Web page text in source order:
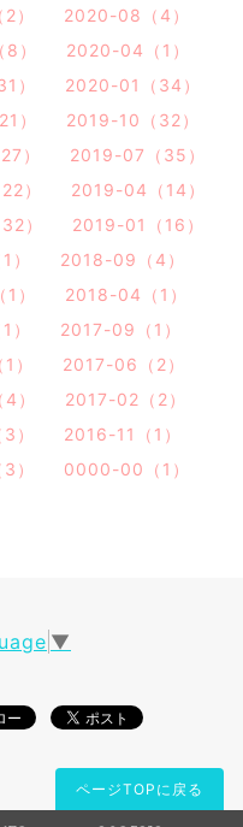
）
2020-08（4）
）
2020-04（1）
）
2020-01（34）
）
2019-10（32）
）
2019-07（35）
）
2019-04（14）
）
2019-01（16）
）
2018-09（4）
）
2018-04（1）
）
2017-09（1）
）
2017-06（2）
）
2017-02（2）
）
2016-11（1）
） 0000-00（1）
▼
ページTOPに戻る